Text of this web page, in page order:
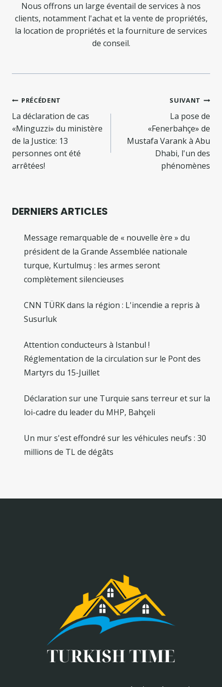
Nous offrons un large éventail de services à nos
clients, notamment l'achat et la vente de propriétés,
la location de propriétés et la fourniture de services
de conseil.
Navigation
de
l’article
PRÉCÉDENT
La déclaration de cas
«Minguzzi» du ministère
de la Justice: 13
personnes ont été
arrêtées!
SUIVANT
La pose de
«Fenerbahçe» de
Mustafa Varank à Abu
Dhabi, l'un des
phénomènes
DERNIERS ARTICLES
Message remarquable de « nouvelle ère » du
président de la Grande Assemblée nationale
turque, Kurtulmuş : les armes seront
complètement silencieuses
CNN TÜRK dans la région : L'incendie a repris à
Susurluk
Attention conducteurs à Istanbul !
Réglementation de la circulation sur le Pont des
Martyrs du 15-Juillet
Déclaration sur une Turquie sans terreur et sur la
loi-cadre du leader du MHP, Bahçeli
Un mur s'est effondré sur les véhicules neufs : 30
millions de TL de dégâts